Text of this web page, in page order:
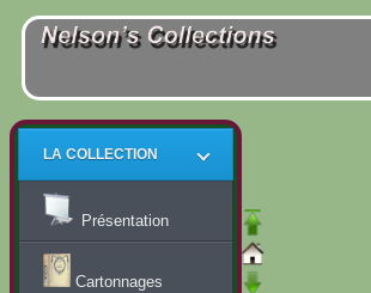
LA COLLECTION
Présentation
Cartonnages